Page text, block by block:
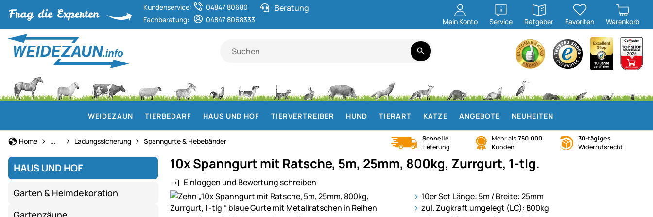
Kundenservice:
04847 80680
Fachberatung:
04847 8068333
Beratung
Mein Konto Service
öffnen
Ratgeber
öffnen
Favoriten Warenkorb
WEIDEZAUN TIERBEDARF HAUS UND HOF TIERVERTREIBER HUND TIERART KATZE ANGEBOTE NEUHEITEN
Home Haus und Hof
... Ladungssicherung Spanngurte & Hebebänder
Schnelle
Lieferung
Mehr als 750.000
Kunden
30-tägiges
Widerrufsrecht
HAUS UND HOF
Garten & Heimdekoration
Gartenzäune
10x Spanngurt mit Ratsche, 5m, 25mm, 800kg, Zurrgurt, 1-tlg.
Einloggen und Bewertung schreiben
Produktgalerie
10er Set Länge: 5m / Breite: 25mm
zul. Zugkraft umgelegt (LC): 800kg